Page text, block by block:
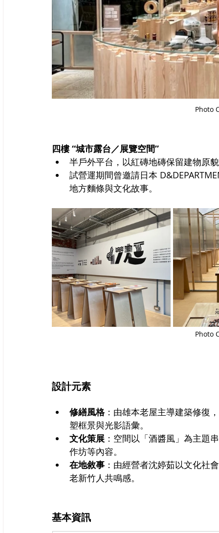
Photo
四樓 “城市露台／展覽空間”
半戶外平台，以紅磚地磚保留建物原
試營運期間曾邀請日本
地方麵條與文化故事。
Photo
設計元素
修繕風格：由雄本老屋主導建築修復
塑框景與光影語彙。
文化策展 ：空間以「酒醬風」為主題
作坊等內容。
在地敘事 ：由經營者沈婷茹以文化社
老新竹人共鳴感。
基本資訊